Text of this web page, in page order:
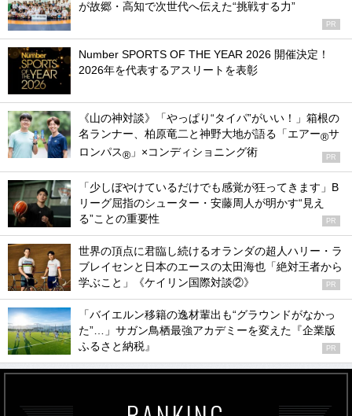
が故郷・高知で次世代へ伝えた“挑戦する力”
PR
Number SPORTS OF THE YEAR 2026 開催決定！
2026年を代表するアスリートを表彰
《山の神対談》「やっぱり“タイパ”がいい！」箱根の
名ランナー、柏原竜二と神野大地が語る「エアー®サ
ロンパス® 」×コンディショニング術 PR
「少しぼやけているだけでも感覚が狂ってきます」B
リーグ屈指のシューター・安藤周人が明かす“見え
る”ことの重要性
PR
世界の頂点に君臨し続けるオランダの超人ハリー・ラ
ブレイセンと日本のエースの太田海也「絶対王者から
学ぶこと」《ケイリン国際対談②》
PR
「バイエルン移籍の逸材輩出も“グラウンドがなかっ
た”…」サガン鳥栖最強アカデミーを変えた『企業版
ふるさと納税』
PR